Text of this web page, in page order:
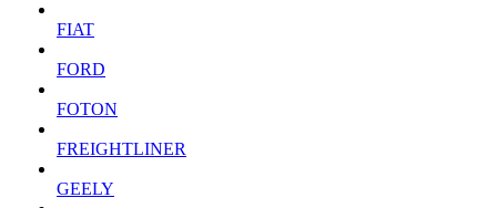
FIAT
FORD
FOTON
FREIGHTLINER
GEELY